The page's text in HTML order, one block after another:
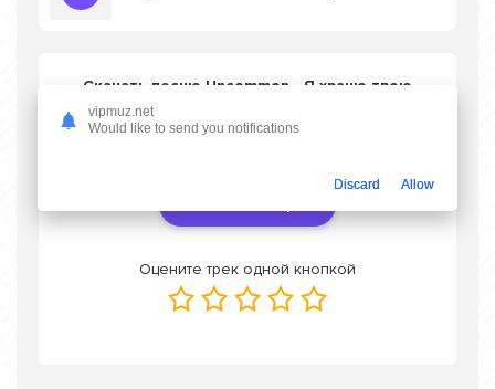
Скачать песню Uncommon - Я храню твою
любовь в душе
бесплатно
Оцените трек одной кнопкой
vipmuz.net
Would like to send you notifications
Discard Allow